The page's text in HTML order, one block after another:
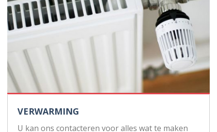
VERWARMING
U kan ons contacteren voor alles wat te maken